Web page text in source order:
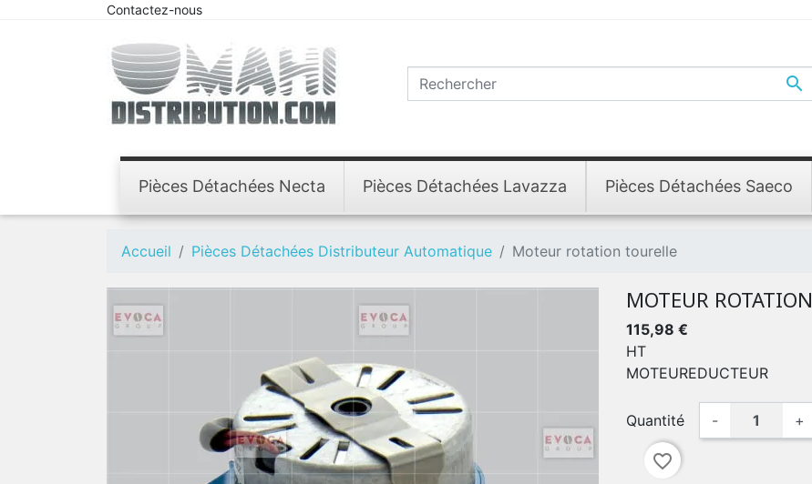
Contactez-nous

Pièces Détachées Necta Pièces Détachées Lavazza Pièces Détachées Saeco
Accueil Pièces Détachées Distributeur Automatique Moteur rotation tourelle
MOTEUR
115,98 €
HT
MOTEUREDUCTEUR
Quantité - +
favorite_border